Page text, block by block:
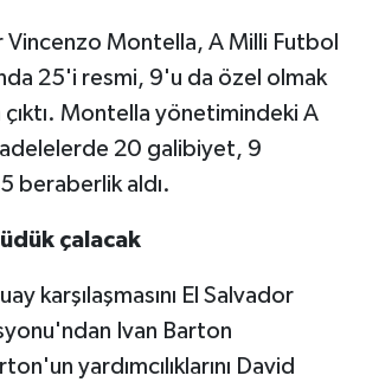
Vincenzo Montella, A Milli Futbol
25'i resmi, 9'u da özel olmak
Montella yönetimindeki A
20 galibiyet, 9
beraberlik aldı.
çalacak
karşılaşmasını El Salvador
Ivan Barton
yardımcılıklarını David